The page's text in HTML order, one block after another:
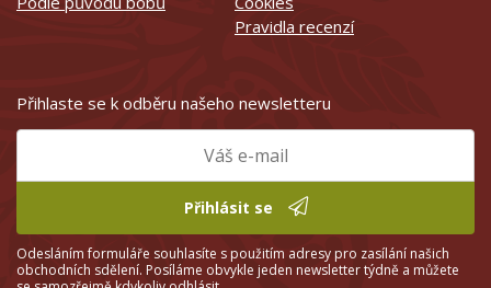
Pravidla recenzí
Přihlaste se k odběru našeho newsletteru
Přihlásit se
Odesláním formuláře souhlasíte s použitím adresy pro zasílání našich
obchodních sdělení. Posíláme obvykle jeden newsletter týdně a můžete